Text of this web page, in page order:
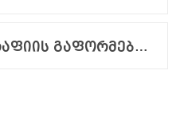
3. ბიბლიოგრაფიის გაფორმება.pdf